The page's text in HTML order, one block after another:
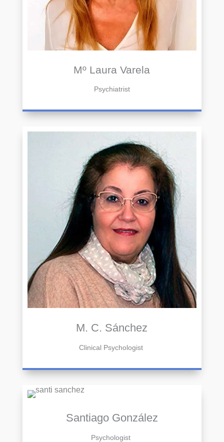
Mº Laura Varela
Psychiatrist
M. C. Sánchez
Clinical Psychologist
Santiago González
Psychologist